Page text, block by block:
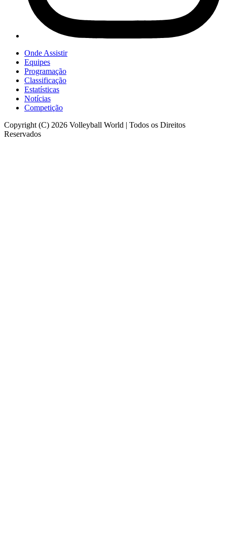
Onde Assistir
Equipes
Programação
Classificação
Estatísticas
Notícias
Competição
Copyright (C) 2026 Volleyball World | Todos os Direitos
Reservados